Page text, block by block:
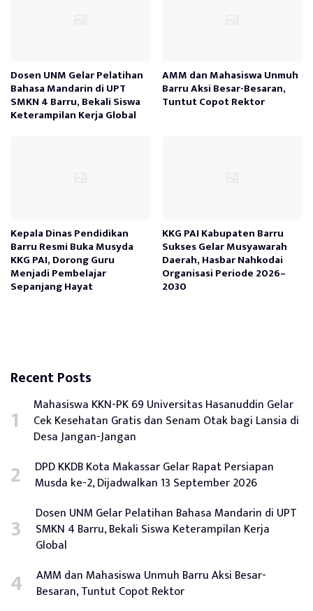
Dosen UNM Gelar Pelatihan
Bahasa Mandarin di UPT
SMKN 4 Barru, Bekali Siswa
Keterampilan Kerja Global
AMM dan Mahasiswa Unmuh
Barru Aksi Besar-Besaran,
Tuntut Copot Rektor
Kepala Dinas Pendidikan
Barru Resmi Buka Musyda
KKG PAI, Dorong Guru
Menjadi Pembelajar
Sepanjang Hayat
KKG PAI Kabupaten Barru
Sukses Gelar Musyawarah
Daerah, Hasbar Nahkodai
Organisasi Periode 2026–
2030
Recent Posts
Mahasiswa KKN-PK 69 Universitas Hasanuddin Gelar
Cek Kesehatan Gratis dan Senam Otak bagi Lansia di
Desa Jangan-Jangan
DPD KKDB Kota Makassar Gelar Rapat Persiapan
Musda ke-2, Dijadwalkan 13 September 2026
Dosen UNM Gelar Pelatihan Bahasa Mandarin di UPT
SMKN 4 Barru, Bekali Siswa Keterampilan Kerja
Global
AMM dan Mahasiswa Unmuh Barru Aksi Besar-
Besaran, Tuntut Copot Rektor